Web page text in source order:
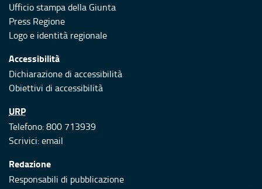
Ufficio stampa della Giunta
Press Regione
Logo e identità regionale
Accessibilità
Dichiarazione di accessibilità
Obiettivi di accessibilità
URP
Telefono: 800 713939
Scrivici:email
Redazione
Responsabili di pubblicazione